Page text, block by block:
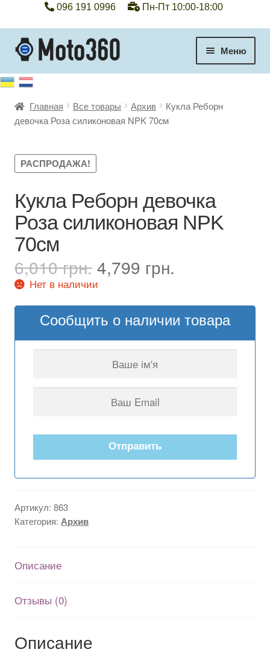
096 191 0996 Пн-Пт 10:00-18:00
Перейти
к
навигации
Перейти
к
содержимому
Меню
+38 096 191 0996
Категории
Оплата, доставка
Контакты
Отзывы
Главная Все товары Архив
Кукла Реборн
девочка Роза силиконовая NPK 70cм
РАСПРОДАЖА!
Кукла Реборн девочка
Роза силиконовая NPK
70cм
6,010грн. Первоначальная
цена
составляла
6,010 грн..
4,799 грн.
Нет в наличии
Сообщить о наличии товара
Отправить
Артикул:863
Категория: Архив
Описание
Отзывы (0)
Описание